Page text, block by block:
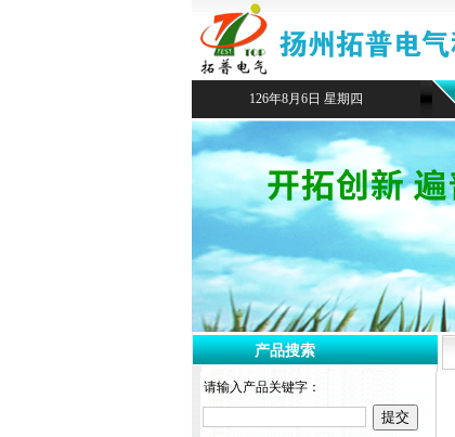
126年8月6日 星期四
产品搜索
请输入产品关键字：